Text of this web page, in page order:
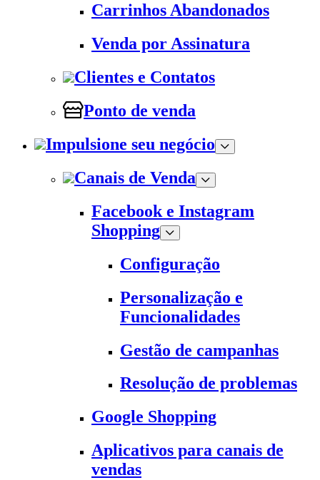
Carrinhos Abandonados
Venda por Assinatura
Clientes e Contatos
Ponto de venda
Impulsione seu negócio
Canais de Venda
Facebook e Instagram
Shopping
Configuração
Personalização e
Funcionalidades
Gestão de campanhas
Resolução de problemas
Google Shopping
Aplicativos para canais de
vendas